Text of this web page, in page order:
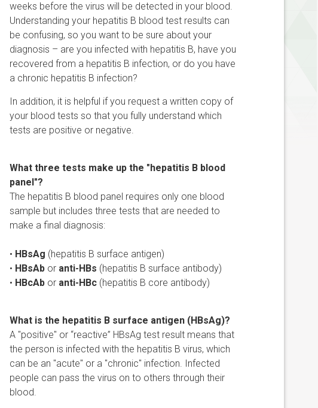
weeks before the virus will be detected in your blood.
Understanding your hepatitis B blood test results can
be confusing, so you want to be sure about your
diagnosis – are you infected with hepatitis B, have you
recovered from a hepatitis B infection, or do you have
a chronic hepatitis B infection?
In addition, it is helpful if you request a written copy of
your blood tests so that you fully understand which
tests are positive or negative.
What three tests make up the "hepatitis B blood
panel"?
The hepatitis B blood panel requires only one blood
sample but includes three tests that are needed to
make a final diagnosis:
• HBsAg (hepatitis B surface antigen)
• HBsAb or anti-HBs (hepatitis B surface antibody)
• HBcAb or anti-HBc (hepatitis B core antibody)
What is the hepatitis B surface antigen (HBsAg)?
A "positive" or “reactive” HBsAg test result means that
the person is infected with the hepatitis B virus, which
can be an "acute" or a "chronic" infection. Infected
people can pass the virus on to others through their
blood.